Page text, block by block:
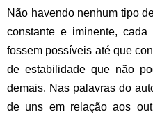
Não havendo nenhum tipo
constante e iminente,
fossem possíveis até que
de estabilidade que não
demais. Nas palavras do
de uns em relação aos